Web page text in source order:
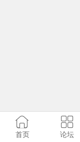
首页 论坛